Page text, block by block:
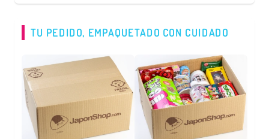
TU PEDIDO, EMPAQUETADO CON CUIDADO